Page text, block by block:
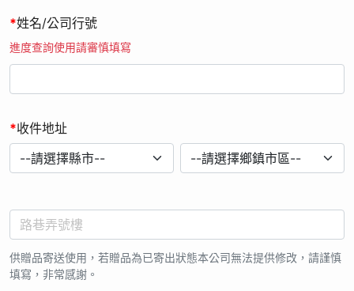
給複製本。 3. 請求補充或更正。 4. 請求停止蒐集、處理或利
用。 5. 請求刪除。
9. 您可自由選擇是否提供個人資料，若您選擇不提供個人資料或
10. 經檢舉或查證註冊者有直接或間接以不正常手法進行網路註
冊行為，本公司有權取消其贈品資格，並保留法律追訴權。
11. 如經由活動小組審查發現發票日期、購買通路、購買品項不
保留修正活動時間之權利。
13. 當您參加本活動並提供個人資料時，即視為您已瞭解上述相
關內容，並同意本公司於法令允許範圍內蒐集、處理及利用您的
個人資料。
*姓名/公司行號
進度查詢使用請審慎填寫
*收件地址
供贈品寄送使用，若贈品為已寄出狀態本公司無法提供修改，請謹慎
填寫，非常感謝。